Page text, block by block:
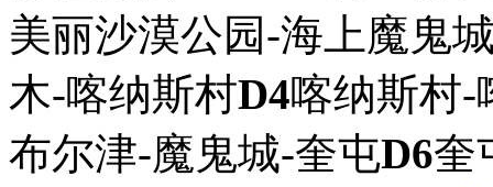
美丽沙漠公园-海上魔鬼
木-喀纳斯村D4喀纳斯村-
布尔津-魔鬼城-奎屯D6奎